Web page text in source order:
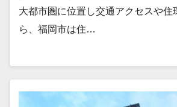
大都市圏に位置し交通アクセスや住
ら、福岡市は住…